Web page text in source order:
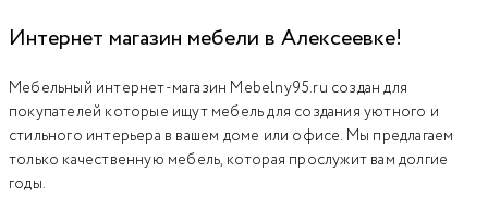
Интернет магазин мебели в Алексеевке!
Мебельный интернет-магазин Mebelny95.ru создан для
покупателей которые ищут мебель для создания уютного и
стильного интерьера в вашем доме или офисе. Мы предлагаем
только качественную мебель, которая прослужит вам долгие
годы.